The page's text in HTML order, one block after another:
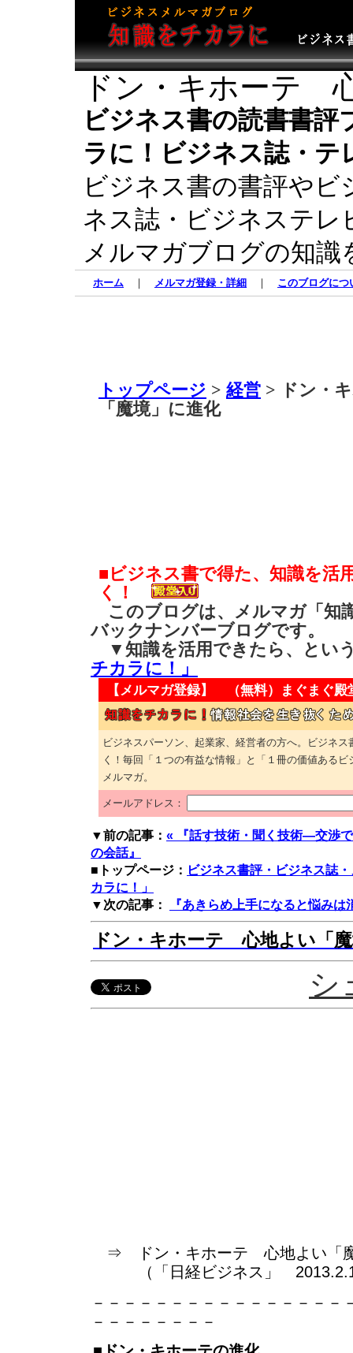
ドン・キホーテ
ビジネス書の読書書
ラに！ビジネス誌・テ
ビジネス書の書評や
ネス誌・ビジネステ
メルマガブログの知識
ホーム ｜ メルマガ登録・詳細 ｜ このブログにつ
トップページ > 経営 > ドン・
「魔境」に進化
■ビジネス書で得た、知識を活
く！
このブログは、メルマガ「知
バックナンバーブログです。
▼知識を活用できたら、と
チカラに！」
【メルマガ登録】 （無料） まぐまぐ殿
ビジネスパーソン、起業家、経営者の方へ。ビジネ
く！毎回「１つの有益な情報」と「１冊の価値ある
メルマガ。
メールアドレス：
▼前の記事： « 『話す技術・聞く技術―交渉
の会話』
■トップページ： ビジネス書評・ビジネス誌
カラに！」
▼次の記事：
『あきらめ上手になると悩み
ドン・キホーテ 心地よい「
シ
⇒ ドン・キホーテ 心地よい「
（「日経ビジネス」
－－－－－－－－－－－－－－－－
－－－－－－－－